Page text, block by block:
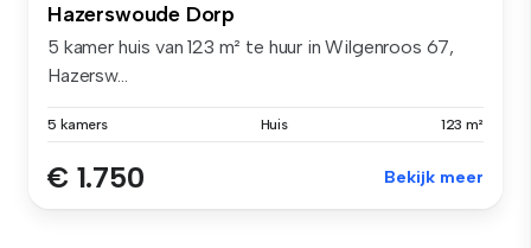
Hazerswoude Dorp
5 kamer huis van 123 m² te huur in Wilgenroos 67,
Hazersw...
5 kamers Huis 123 m²
€ 1.750 Bekijk meer